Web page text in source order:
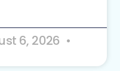
6, 2026